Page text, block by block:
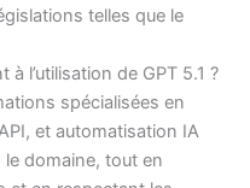
telles que le
l’utilisation de GPT 5.1 ?
spécialisées en
et automatisation IA
domaine, tout en